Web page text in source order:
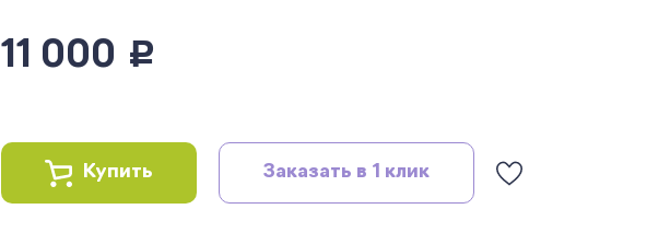
11 000 руб.
Купить Заказать в 1 клик